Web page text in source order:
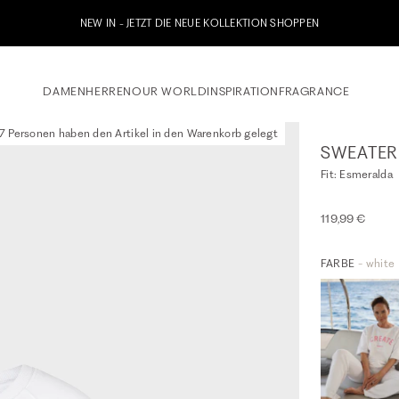
zu unserem Whatsapp Newsletter anmelden & 10% Willkommensgutschein
DAMENHERRENOUR WORLDINSPIRATION FRAGRANCE
Personen haben den Artikel in den Warenkorb gelegt
SWEATER
Fit: Esmeralda
119,99 €
FARBE - white